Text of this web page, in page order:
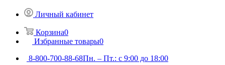
Личный кабинет
Корзина0
Избранные товары0
8-800-700-88-68Пн. – Пт.: с 9:00 до 18:00